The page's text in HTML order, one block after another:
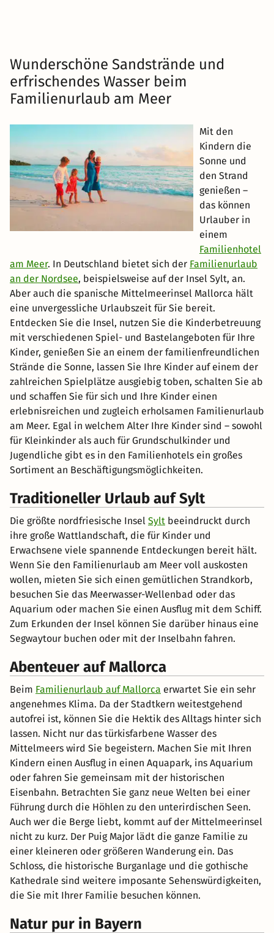
Wunderschöne Sandstrände und
erfrischendes Wasser beim
Familienurlaub am Meer
Mit den
Kindern die
Sonne und
den Strand
genießen –
das können
Urlauber in
einem
Familienhotel
am Meer. In Deutschland bietet sich der Familienurlaub
an der Nordsee, beispielsweise auf der Insel Sylt, an.
Aber auch die spanische Mittelmeerinsel Mallorca hält
eine unvergessliche Urlaubszeit für Sie bereit.
Entdecken Sie die Insel, nutzen Sie die Kinderbetreuung
mit verschiedenen Spiel- und Bastelangeboten für Ihre
Kinder, genießen Sie an einem der familienfreundlichen
Strände die Sonne, lassen Sie Ihre Kinder auf einem der
zahlreichen Spielplätze ausgiebig toben, schalten Sie ab
und schaffen Sie für sich und Ihre Kinder einen
erlebnisreichen und zugleich erholsamen Familienurlaub
am Meer. Egal in welchem Alter Ihre Kinder sind – sowohl
für Kleinkinder als auch für Grundschulkinder und
Jugendliche gibt es in den Familienhotels ein großes
Sortiment an Beschäftigungsmöglichkeiten.
Traditioneller Urlaub auf Sylt
Die größte nordfriesische Insel Sylt beeindruckt durch
ihre große Wattlandschaft, die für Kinder und
Erwachsene viele spannende Entdeckungen bereit hält.
Wenn Sie den Familienurlaub am Meer voll auskosten
wollen, mieten Sie sich einen gemütlichen Strandkorb,
besuchen Sie das Meerwasser-Wellenbad oder das
Aquarium oder machen Sie einen Ausflug mit dem Schiff.
Zum Erkunden der Insel können Sie darüber hinaus eine
Segwaytour buchen oder mit der Inselbahn fahren.
Abenteuer auf Mallorca
Beim Familienurlaub auf Mallorca erwartet Sie ein sehr
angenehmes Klima. Da der Stadtkern weitestgehend
autofrei ist, können Sie die Hektik des Alltags hinter sich
lassen. Nicht nur das türkisfarbene Wasser des
Mittelmeers wird Sie begeistern. Machen Sie mit Ihren
Kindern einen Ausflug in einen Aquapark, ins Aquarium
oder fahren Sie gemeinsam mit der historischen
Eisenbahn. Betrachten Sie ganz neue Welten bei einer
Führung durch die Höhlen zu den unterirdischen Seen.
Auch wer die Berge liebt, kommt auf der Mittelmeerinsel
nicht zu kurz. Der Puig Major lädt die ganze Familie zu
einer kleineren oder größeren Wanderung ein. Das
Schloss, die historische Burganlage und die gothische
Kathedrale sind weitere imposante Sehenswürdigkeiten,
die Sie mit Ihrer Familie besuchen können.
Natur pur in Bayern